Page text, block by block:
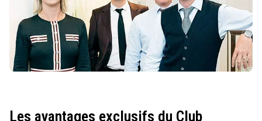
Les avantages exclusifs du Club